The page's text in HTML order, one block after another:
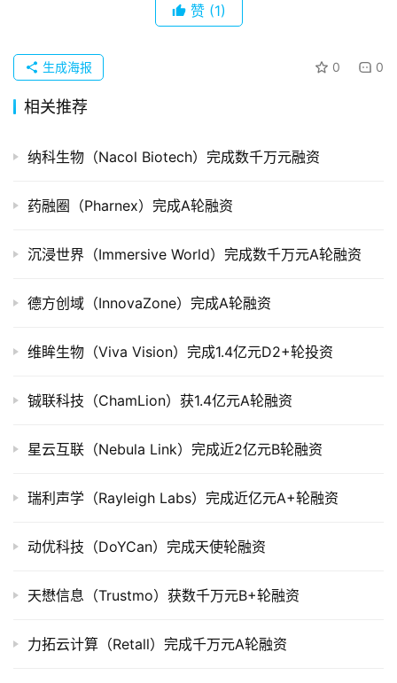
发
布
购
重
司
市
创
数
学
登录
投稿
赞 (1)
0 0
生成海报
相关推荐
纳科生物（Nacol Biotech）完成数千万元融资
药融圈（Pharnex）完成A轮融资
沉浸世界（Immersive World）完成数千万元A轮融资
德方创域（InnovaZone）完成A轮融资
维眸生物（Viva Vision）完成1.4亿元D2+轮投资
铖联科技（ChamLion）获1.4亿元A轮融资
星云互联（Nebula Link）完成近2亿元B轮融资
瑞利声学（Rayleigh Labs）完成近亿元A+轮融资
动优科技（DoYCan）完成天使轮融资
天懋信息（Trustmo）获数千万元B+轮融资
力拓云计算（Retall）完成千万元A轮融资